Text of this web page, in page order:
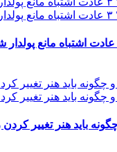
باید هنر تغییر کردن